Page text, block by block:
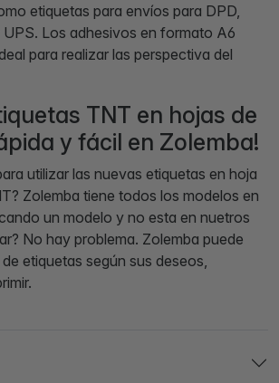
etiquetas para envíos para DPD,
UPS. Los adhesivos en formato A6
para realizar las perspectiva del
TNT en hojas de
y fácil en Zolemba!
utilizar las nuevas etiquetas en hoja
Zolemba tiene todos los modelos en
un modelo y no esta en nuetros
No hay problema. Zolemba puede
etiquetas según sus deseos,